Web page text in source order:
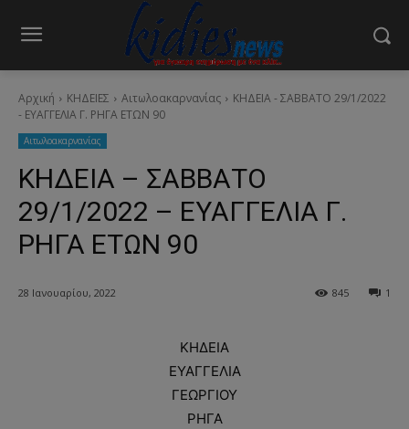
Αρχική ΚΗΔΕΙΕΣ Aιτωλοακαρνανίας
ΚΗΔΕΙΑ - ΣΑΒΒΑΤΟ 29/1/2022
- ΕΥΑΓΓΕΛΙΑ Γ. ΡΗΓΑ ΕΤΩΝ 90
Aιτωλοακαρνανίας
ΚΗΔΕΙΑ – ΣΑΒΒΑΤΟ
29/1/2022 – ΕΥΑΓΓΕΛΙΑ Γ.
ΡΗΓΑ ΕΤΩΝ 90
28 Ιανουαρίου, 2022 1
845
ΚΗΔΕΙΑ
ΕΥΑΓΓΕΛΙΑ
ΓΕΩΡΓΙΟΥ
ΡΗΓΑ